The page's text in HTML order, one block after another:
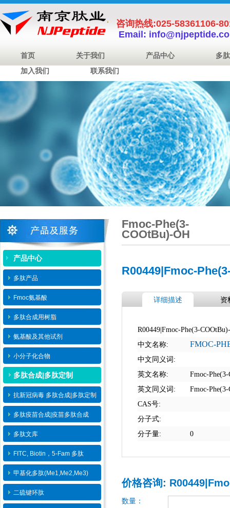
咨询热线:025-58361106-
Email:
首页 关于我们 产品中心
多
加入我们
联系我们
产品中心
多肽产品
Fmoc氨基酸
多肽合成用树脂
氨基酸及其他试剂
小分子化合物
多肽合成|多肽定制
抗新冠病毒 多肽合成|多肽定制
多肽疫苗合成|疫苗多肽​合成
多肽文库
FITC, Biotin，5-Fam 多肽
甲基化多肽(Me1,Me2,Me3)
二硫键环肽
Fmoc-Phe(3-
COOtBu)-OH
R00449|Fmoc-
详细描述 资
R00449|Fmoc-Phe(3-
中文名称:
FMOC-
中文同义词:
英文名称:
Fmoc-
英文同义词:
Fmoc-
CAS号:
分子式:
分子量:
0
价格咨询:
数量：